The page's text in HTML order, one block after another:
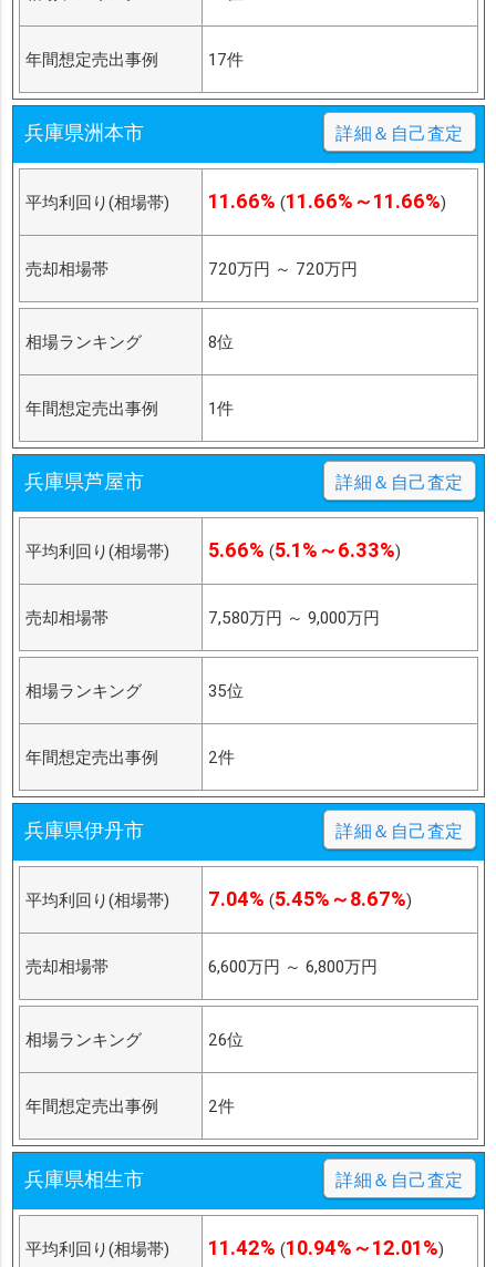
年間想定売出事例 17件
兵庫県洲本市 詳細＆自己査定
平均利回り(相場帯) 11.66% (11.66%～11.66%)
売却相場帯 720万円 ～ 720万円
相場ランキング 8位
年間想定売出事例 1件
兵庫県芦屋市 詳細＆自己査定
平均利回り(相場帯) 5.66% (5.1%～6.33%)
売却相場帯 7,580万円 ～ 9,000万円
相場ランキング 35位
年間想定売出事例 2件
兵庫県伊丹市 詳細＆自己査定
平均利回り(相場帯) 7.04% (5.45%～8.67%)
売却相場帯 6,600万円 ～ 6,800万円
相場ランキング 26位
年間想定売出事例 2件
兵庫県相生市 詳細＆自己査定
平均利回り(相場帯) 11.42% (10.94%～12.01%)